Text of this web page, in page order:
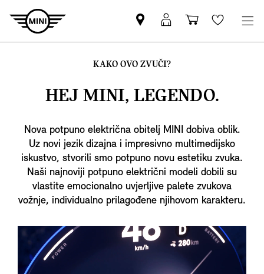
Pronađite
MINI
MyMini
prijava
KošaricaWishlist
KAKO OVO ZVUČI?
HEJ MINI, LEGENDO.
Nova potpuno električna obitelj MINI dobiva oblik.
Uz novi jezik dizajna i impresivno multimedijsko
iskustvo, stvorili smo potpuno novu estetiku zvuka.
Naši najnoviji potpuno električni modeli dobili su
vlastite emocionalno uvjerljive palete zvukova
vožnje, individualno prilagođene njihovom karakteru.